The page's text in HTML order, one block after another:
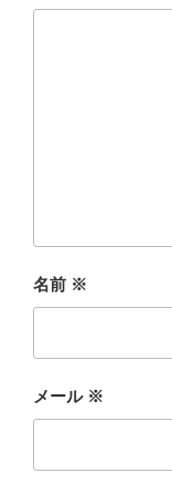
名前 ※
メール ※